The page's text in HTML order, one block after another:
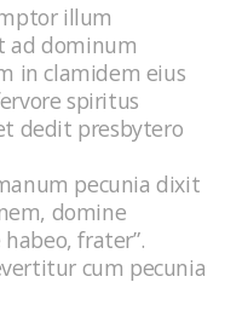
illum
ad dominum
in clamidem eius
spiritus
dedit presbytero
pecunia dixit
domine
habeo, frater”.
cum pecunia